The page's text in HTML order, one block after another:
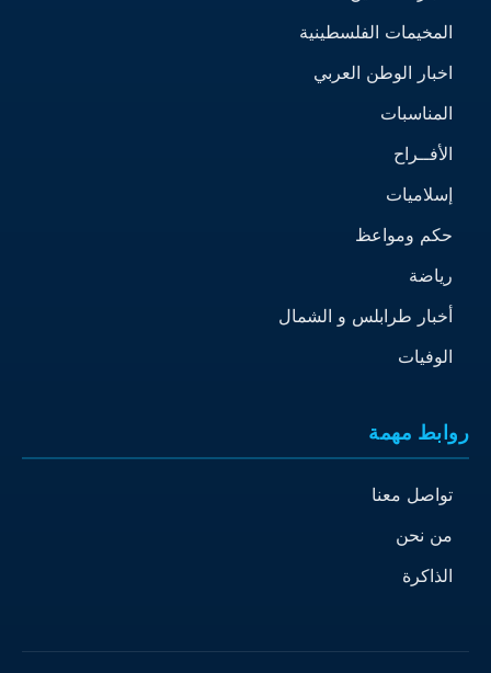
المخيمات الفلسطينية
اخبار الوطن العربي
المناسبات
الأفــراح
إسلاميات
حكم ومواعظ
رياضة
أخبار طرابلس و الشمال
الوفيات
روابط مهمة
تواصل معنا
من نحن
الذاكرة